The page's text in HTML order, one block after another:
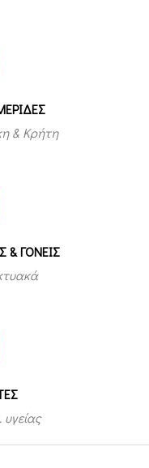
& Κρήτη
& ΓΟΝΕΙΣ
υγείας